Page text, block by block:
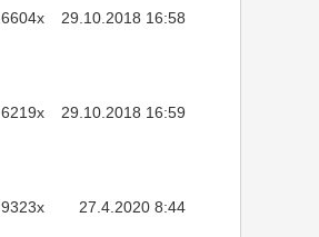
6604x 29.10.2018 16:58
6219x 29.10.2018 16:59
9323x 27.4.2020 8:44